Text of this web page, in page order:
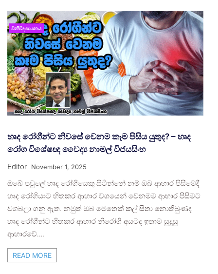
විනිවිද සායනය
හෘද රෝගීන්ට නිවසේ වෙනම කෑම පිසිය යුතුද? – හෘද
රෝග විශේෂඥ වෛද්‍ය නාමල් විජයසිංහ
Editor November 1, 2025
ඔබේ පවුලේ හෘද රෝගියෙකු සිටින්නේ නම් ඔබ ආහාර පිසීමේදී
හෘද රෝගියාට හිතකර ආහාර වශයෙන් වෙනමම ආහාර පිසීමට
වගබලා ගනු ඇත. නමුත් ඔබ මෙතෙක් කල් සිතා නොතිබුණද
හෘද රෝගීන්ට හිතකර ආහාර නිරෝගී අයටද ඉතාම සුදුසු
ආහාරවේ.…
READ MORE